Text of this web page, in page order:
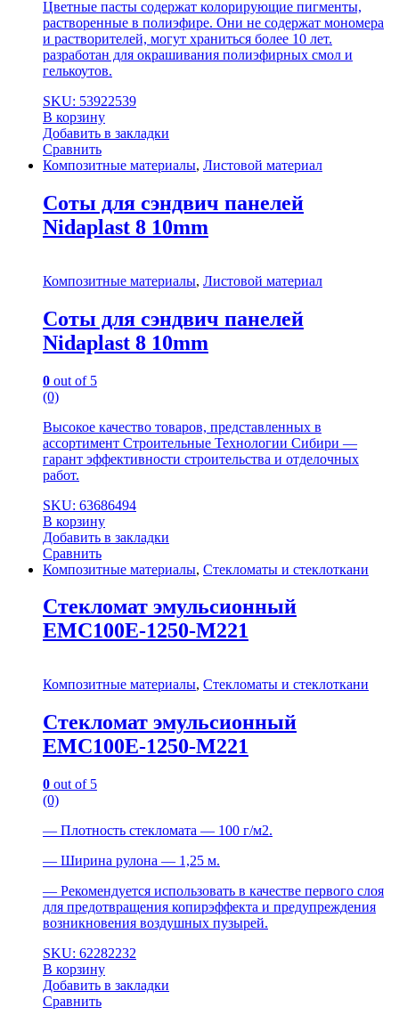
Цветные пасты содержат колорирующие пигменты,
растворенные в полиэфире. Они не содержат мономера
и растворителей, могут храниться более 10 лет.
разработан для окрашивания полиэфирных смол и
гелькоутов.
SKU: 53922539
В корзину
Добавить в закладки
Сравнить
Композитные материалы, Листовой материал
Соты для сэндвич панелей
Nidaplast 8 10mm
Композитные материалы, Листовой материал
Соты для сэндвич панелей
Nidaplast 8 10mm
0 out of 5
(0)
Высокое качество товаров, представленных в
ассортимент Строительные Технологии Сибири —
гарант эффективности строительства и отделочных
работ.
SKU: 63686494
В корзину
Добавить в закладки
Сравнить
Композитные материалы, Стекломаты и стеклоткани
Стекломат эмульсионный
EMC100E-1250-M221
Композитные материалы, Стекломаты и стеклоткани
Стекломат эмульсионный
EMC100E-1250-M221
0 out of 5
(0)
— Плотность стекломата — 100 г/м2.
— Ширина рулона — 1,25 м.
— Рекомендуется использовать в качестве первого слоя
для предотвращения копирэффекта и предупреждения
возникновения воздушных пузырей.
SKU: 62282232
В корзину
Добавить в закладки
Сравнить